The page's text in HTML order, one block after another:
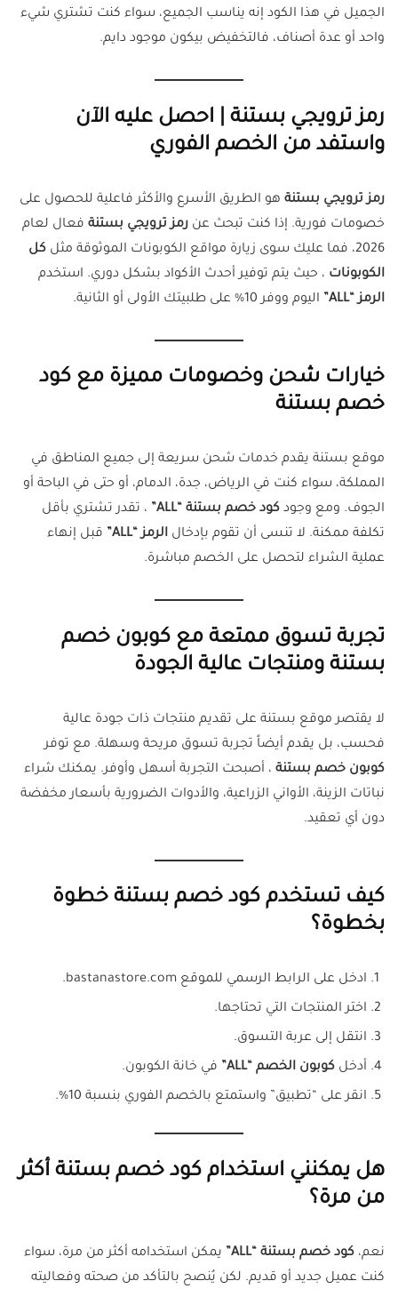
الجميل في هذا الكود إنه يناسب الجميع، سواء كنت تشتري شيء
واحد أو عدة أصناف، فالتخفيض بيكون موجود دايم.
رمز ترويجي بستنة | احصل عليه الآن
واستفد من الخصم الفوري
رمز ترويجي بستنة هو الطريق الأسرع والأكثر فاعلية للحصول على
خصومات فورية. إذا كنت تبحث عن رمز ترويجي بستنة فعال لعام
2026، فما عليك سوى زيارة مواقع الكوبونات الموثوقة مثل
كل
الكوبونات ، حيث يتم توفير أحدث الأكواد بشكل دوري. استخدم
الرمز “ALL”
اليوم ووفر 10% على طلبيتك الأولى أو الثانية.
خيارات شحن وخصومات مميزة مع كود
خصم بستنة
موقع بستنة يقدم خدمات شحن سريعة إلى جميع المناطق في
المملكة، سواء كنت في الرياض، جدة، الدمام، أو حتى في الباحة أو
الجوف. ومع وجود كود خصم بستنة “ALL”
، تقدر تشتري بأقل
تكلفة ممكنة. لا تنسى أن تقوم بإدخال الرمز “ALL”
قبل إنهاء
عملية الشراء لتحصل على الخصم مباشرة.
تجربة تسوق ممتعة مع كوبون خصم
بستنة ومنتجات عالية الجودة
لا يقتصر موقع بستنة على تقديم منتجات ذات جودة عالية
فحسب، بل يقدم أيضاً تجربة تسوق مريحة وسهلة. مع توفر
كوبون خصم بستنة ، أصبحت التجربة أسهل وأوفر. يمكنك شراء
نباتات الزينة، الأواني الزراعية، والأدوات الضرورية بأسعار مخفضة
دون أي تعقيد.
كيف تستخدم كود خصم بستنة خطوة
بخطوة؟
ادخل على الرابط الرسمي للموقع bastanastore.com.
اختر المنتجات التي تحتاجها.
انتقل إلى عربة التسوق.
أدخل كوبون الخصم “ALL” في خانة الكوبون.
انقر على “تطبيق” واستمتع بالخصم الفوري بنسبة 10%.
هل يمكنني استخدام كود خصم بستنة أكثر
من مرة؟
نعم، كود خصم بستنة “ALL”
يمكن استخدامه أكثر من مرة، سواء
كنت عميل جديد أو قديم. لكن يُنصح بالتأكد من صحته وفعاليته